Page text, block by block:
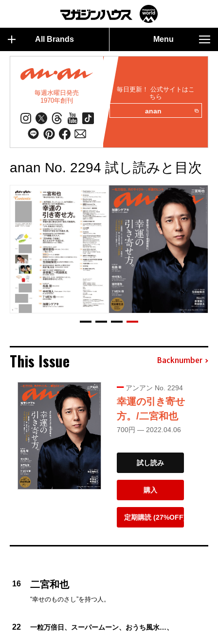
All Brands Menu
毎週水曜日発売
1970年創刊
毎日更新！ 公式サイトはこ
ちら
anan
anan No. 2294 試し読みと目次
This Issue Backnumber
アンアン No. 2294
幸運の引き寄せ
方。/二宮和也
700円 — 2022.04.06
試し読み
購入
定期購読 (27%OFF)
16 二宮和也
“幸せのものさし”を持つ人。
22
一粒万倍日、スーパームーン、おうち風水…、